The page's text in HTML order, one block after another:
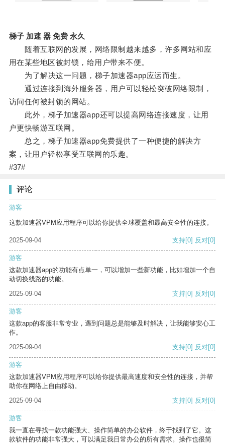
梯子 加速 器 免费 永久
随着互联网的发展，网络限制越来越多，许多网站和应
用在某些地区被封锁，给用户带来不便。
为了解决这一问题，梯子加速器app应运而生。
通过连接到海外服务器，用户可以轻松突破网络限制，
访问任何被封锁的网站。
此外，梯子加速器app还可以提高网络连接速度，让用
户更快畅游互联网。
总之，梯子加速器app免费提供了一种便捷的解决方
案，让用户轻松享受互联网的乐趣。
#37#
评论
游客
这款加速器VPM应用程序可以给你提供全球覆盖和最高安全性的连接。
2025-09-04 支持[0] 反对[0]
游客
这款加速器app的功能有点单一，可以增加一些新功能，比如增加一个自
动切换线路的功能。
2025-09-04
支持[0] 反对[0]
游客
这款app的客服非常专业，遇到问题总是能够及时解决，让我能够安心工
作。
2025-09-04
支持[0] 反对[0]
游客
这款加速器VPM应用程序可以给你提供最高速度和安全性的连接，并帮
助你在网络上自由移动。
2025-09-04
支持[0] 反对[0]
游客
我一直在寻找一款功能强大、操作简单的办公软件，终于找到了它。这
款软件的功能非常强大，可以满足我日常办公的所有需求。操作也很简